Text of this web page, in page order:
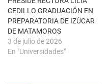
n
u
e
v
a
)
CEDILLO GRADUACIÓN EN
PREPARATORIA DE IZÚCAR
DE MATAMOROS
3 de julio de 2026
En "Universidades"